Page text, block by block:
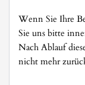
Wenn Sie Ihre
Sie uns bitte
Nach Ablauf
nicht mehr